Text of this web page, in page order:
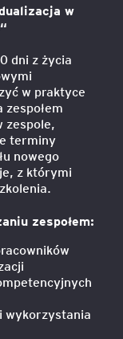
w
dni z życia
w praktyce
zespole,
terminy
nowego
z którymi
zespołem:
wykorzystania